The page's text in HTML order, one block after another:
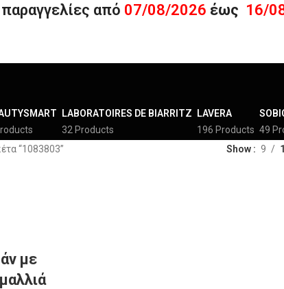
από 07/08/2026 έως 16/
LABORATOIRES DE BIARRITZ
32 Products
LAVERA
196 Products 49
“1083803” Show 9
με